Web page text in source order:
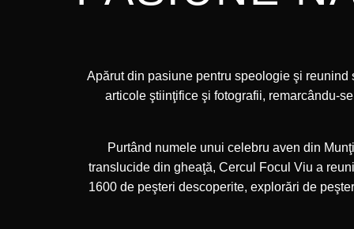
Apărut din pasiune pentru speologie şi
articole ştiinţifice şi fotografii, remarcându-
Purtând numele unui celebru aven din
translucide din gheaţă, Cercul Focul Viu a
1600 de peşteri descoperite, explorări de